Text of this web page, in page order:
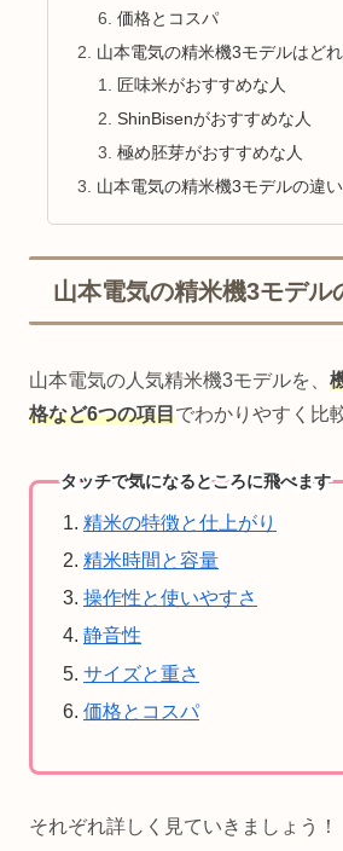
価格とコスパ
山本電気の精米機3モデルはど
匠味米がおすすめな人
ShinBisenがおすすめな人
極め胚芽がおすすめな人
山本電気の精米機3モデルの違
山本電気の精米機3モデル
山本電気の人気精米機3モデルを、
格など6つの項目でわかりやすく比
タッチで気になるところに飛べます
精米の特徴と仕上がり
精米時間と容量
操作性と使いやすさ
静音性
サイズと重さ
価格とコスパ
それぞれ詳しく見ていきましょう！